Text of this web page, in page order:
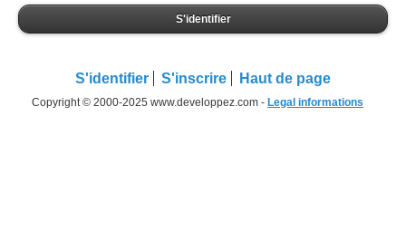
S'identifier
S'identifier S'inscrire Haut de page
Copyright © 2000-2025 www.developpez.com - Legal informations